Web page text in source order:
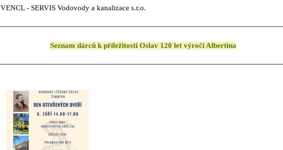
VENCL - SERVIS Vodovody a kanalizace s.r.o.
Seznam dárců k příležitosti Oslav 120 let výročí Albertina